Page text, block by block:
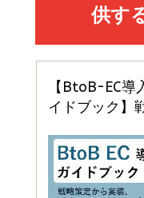
小さな
ドリル
￥1,815
Brand
る時代
￥2,420
anan(
スペシ
￥1,100
anan(
年後半
￥880
ママ投
￥1,870
イシュ
ルな本
￥2,200
経営メ
￥2,750
影響力
￥3,190